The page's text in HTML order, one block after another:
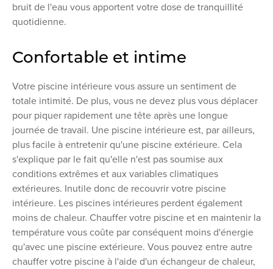
bruit de l'eau vous apportent votre dose de tranquillité
quotidienne.
Confortable et intime
Votre piscine intérieure vous assure un sentiment de
totale intimité. De plus, vous ne devez plus vous déplacer
pour piquer rapidement une tête après une longue
journée de travail. Une piscine intérieure est, par ailleurs,
plus facile à entretenir qu'une piscine extérieure. Cela
s'explique par le fait qu'elle n'est pas soumise aux
conditions extrêmes et aux variables climatiques
extérieures. Inutile donc de recouvrir votre piscine
intérieure. Les piscines intérieures perdent également
moins de chaleur. Chauffer votre piscine et en maintenir la
température vous coûte par conséquent moins d'énergie
qu'avec une piscine extérieure. Vous pouvez entre autre
chauffer votre piscine à l'aide d'un échangeur de chaleur,